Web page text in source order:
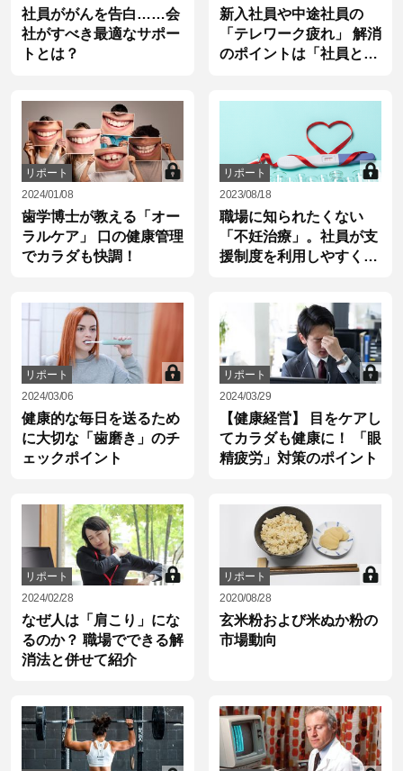
社員ががんを告白……会
社がすべき最適なサポー
トとは？
新入社員や中途社員の
「テレワーク疲れ」 解消
のポイントは「社員と向
リポート
2024/01/08
歯学博士が教える「オー
ラルケア」 口の健康管理
でカラダも快調！
リポート
2023/08/18
職場に知られたくない
「不妊治療」。社員が支
援制度を利用しやすくな
リポート
2024/03/06
健康的な毎日を送るため
に大切な「歯磨き」のチ
ェックポイント
リポート
2024/03/29
【健康経営】 目をケアし
てカラダも健康に！ 「眼
精疲労」対策のポイント
リポート
2024/02/28
なぜ人は「肩こり」にな
るのか？ 職場でできる解
消法と併せて紹介
リポート
2020/08/28
玄米粉および米ぬか粉の
市場動向